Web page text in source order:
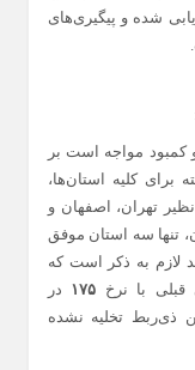
شده و پیگیری‌های
مواجه است بر
کلیه استان‌ها،
تهران، اصفهان و
مجموع، از ۳۱ استان، تنها سه استان موفق
لازم به ذکر است که
با نرخ ۱۷۵ در
ذی‌ربط تخلیه نشده